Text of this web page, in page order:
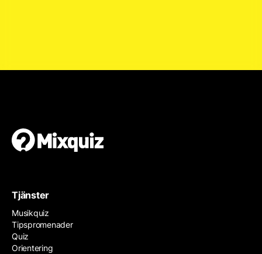
Tjänster
Musikquiz
Tipspromenader
Quiz
Orientering